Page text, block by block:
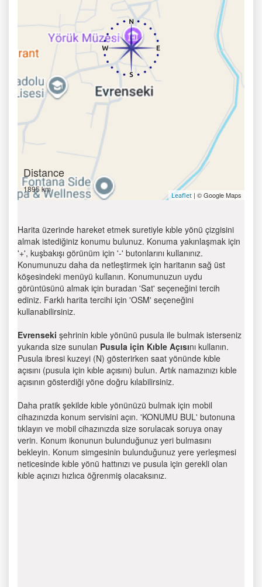
Distance
1895 km
Leaflet | © Google Maps
Harita üzerinde hareket etmek suretiyle kıble yönü çizgisini
almak istediğiniz konumu bulunuz. Konuma yakınlaşmak için
'+', kuşbakışı görünüm için '-' butonlarını kullanınız.
Konumunuzu daha da netleştirmek için haritanın sağ üst
köşesindeki menüyü kullanın. Konumunuzun uydu
görüntüsünü almak için buradan 'Sat' seçeneğini tercih
ediniz. Farklı harita tercihi için 'OSM' seçeneğini
kullanabilirsiniz.
Evrenseki şehrinin kıble yönünü pusula ile bulmak isterseniz
yukarıda size sunulan Pusula için Kıble Açısını kullanın.
Pusula ibresi kuzeyi (N) gösterirken saat yönünde kıble
açısını (pusula için kıble açısını) bulun. Artık namazınızı kıble
açısının gösterdiği yöne doğru kılabilirsiniz.
Daha pratik şekilde kıble yönünüzü bulmak için mobil
cihazınızda konum servisini açın. 'KONUMU BUL' butonuna
tıklayın ve mobil cihazınızda size sorulacak soruya onay
verin. Konum ikonunun bulunduğunuz yeri bulmasını
bekleyin. Konum simgesinin bulunduğunuz yere yerleşmesi
neticesinde kıble yönü hattınızı ve pusula için gerekli olan
kıble açınızı hızlıca öğrenmiş olacaksınız.